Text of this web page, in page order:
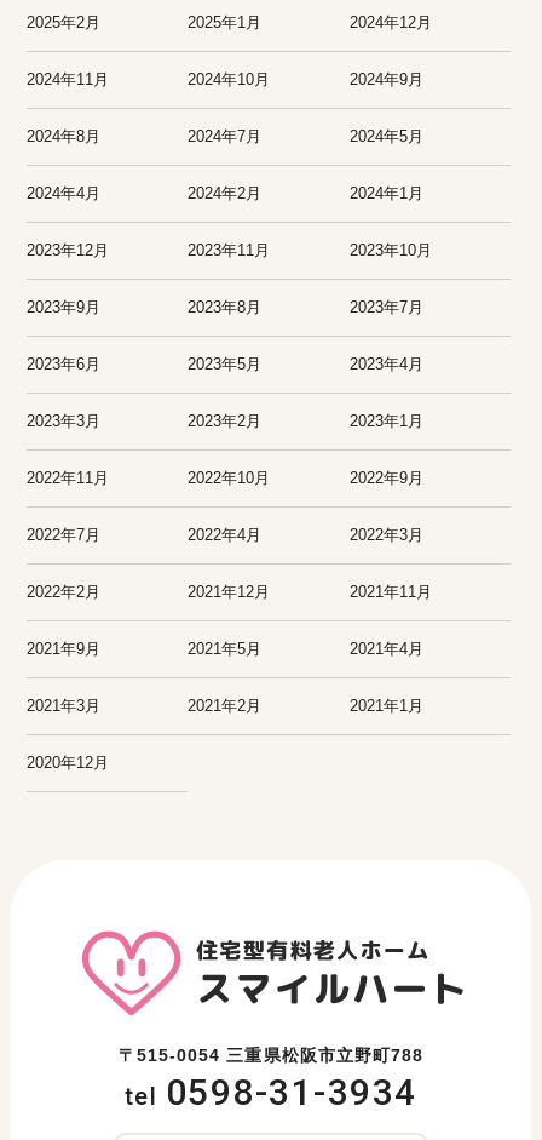
2025年2月 2025年1月 2024年12月
2024年11月 2024年10月 2024年9月
2024年8月 2024年7月 2024年5月
2024年4月 2024年2月 2024年1月
2023年12月 2023年11月 2023年10月
2023年9月 2023年8月 2023年7月
2023年6月 2023年5月 2023年4月
2023年3月 2023年2月 2023年1月
2022年11月 2022年10月 2022年9月
2022年7月 2022年4月 2022年3月
2022年2月 2021年12月 2021年11月
2021年9月 2021年5月 2021年4月
2021年3月 2021年2月 2021年1月
2020年12月
〒515-0054 三重県松阪市立野町788
tel 0598-31-3934